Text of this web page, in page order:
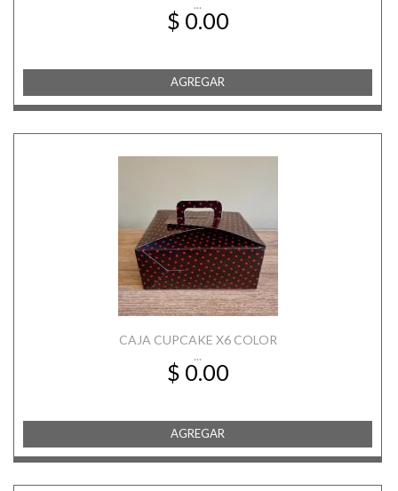
...
$ 0.00
AGREGAR
CAJA CUPCAKE X6 COLOR
...
$ 0.00
AGREGAR